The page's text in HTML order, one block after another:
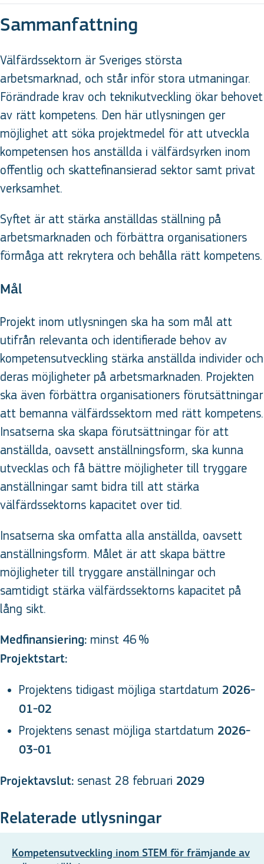
Sammanfattning
Välfärdssektorn är Sveriges största
arbetsmarknad, och står inför stora utmaningar.
Förändrade krav och teknikutveckling ökar behovet
av rätt kompetens. Den här utlysningen ger
möjlighet att söka projektmedel för att utveckla
kompetensen hos anställda i välfärdsyrken inom
offentlig och skattefinansierad sektor samt privat
verksamhet.
Syftet är att stärka anställdas ställning på
arbetsmarknaden och förbättra organisationers
förmåga att rekrytera och behålla rätt kompetens.
Mål
Projekt inom utlysningen ska ha som mål att
utifrån relevanta och identifierade behov av
kompetensutveckling stärka anställda individer och
deras möjligheter på arbetsmarknaden. Projekten
ska även förbättra organisationers förutsättningar
att bemanna välfärdssektorn med rätt kompetens.
Insatserna ska skapa förutsättningar för att
anställda, oavsett anställningsform, ska kunna
utvecklas och få bättre möjligheter till tryggare
anställningar samt bidra till att stärka
välfärdssektorns kapacitet over tid.
Insatserna ska omfatta alla anställda, oavsett
anställningsform. Målet är att skapa bättre
möjligheter till tryggare anställningar och
samtidigt stärka välfärdssektorns kapacitet på
lång sikt.
Medfinansiering: minst 46 %
Projektstart:
Projektens tidigast möjliga startdatum 2026-
01-02
Projektens senast möjliga startdatum 2026-
03-01
Projektavslut: senast 28 februari 2029
Relaterade utlysningar
Kompetensutveckling inom STEM för främjande av